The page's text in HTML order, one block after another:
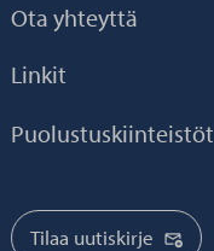
Ota yhteyttä
Linkit
Puolustuskiinteistöt
Tilaa uutiskirje